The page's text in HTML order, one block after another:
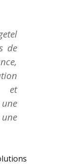
de
et